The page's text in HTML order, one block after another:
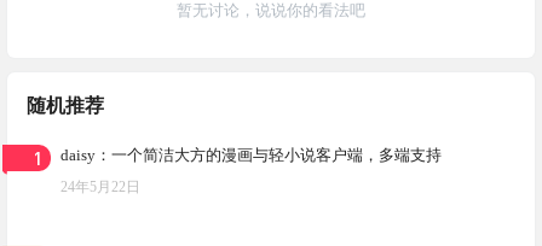
暂无讨论，说说你的看法吧
随机推荐
1 daisy：一个简洁大方的漫画与轻小说客户端，多端支持
24年5月22日